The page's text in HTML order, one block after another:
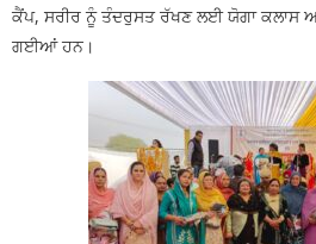
ਕੈਂਪ, ਸਰੀਰ ਨੂੰ ਤੰਦਰੁਸਤ ਰੱਖਣ ਲਈ ਯੋਗਾ ਕਲਾਸ
ਗਈਆਂ ਹਨ।